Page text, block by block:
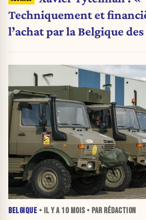
Techniquement et
l’achat par la Belgique des
BELGIQUE • IL Y A 10 MOIS• PAR RÉDACTION